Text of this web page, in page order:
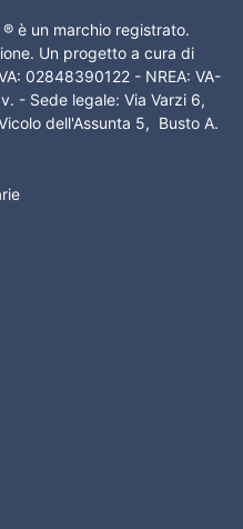
® è un marchio registrato.
Un progetto a cura di
02848390122 - NREA: VA-
- Sede legale: Via Varzi 6,
dell'Assunta 5, Busto A.